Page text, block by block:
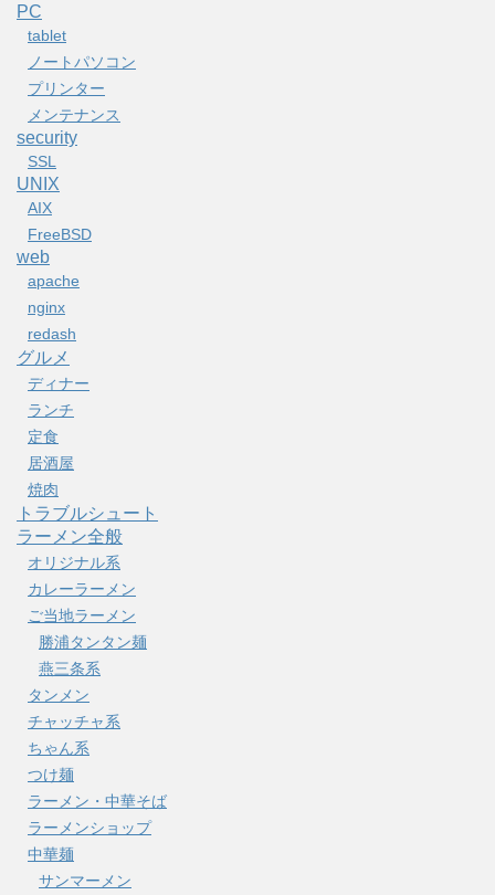
PC
tablet
ノートパソコン
プリンター
メンテナンス
security
SSL
UNIX
AIX
FreeBSD
web
apache
nginx
redash
グルメ
ディナー
ランチ
定食
居酒屋
焼肉
トラブルシュート
ラーメン全般
オリジナル系
カレーラーメン
ご当地ラーメン
勝浦タンタン麺
燕三条系
タンメン
チャッチャ系
ちゃん系
つけ麺
ラーメン・中華そば
ラーメンショップ
中華麺
サンマーメン